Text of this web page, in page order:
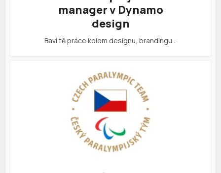
manager v Dynamo
design
Baví tě práce kolem designu, brandingu…